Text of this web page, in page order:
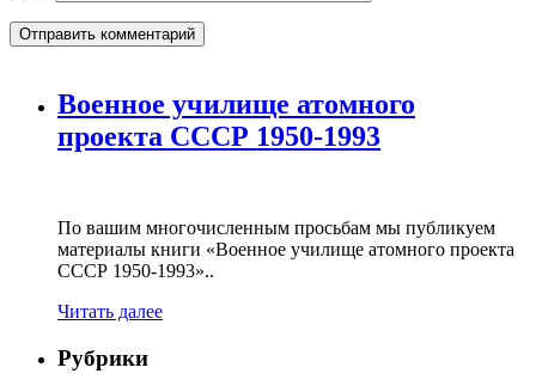
Военное училище атомного
проекта СССР 1950-1993
По вашим многочисленным просьбам мы публикуем
материалы книги «Военное училище атомного проекта
СССР 1950-1993»..
Читать далее
Рубрики